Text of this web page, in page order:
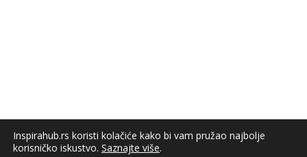
Inspirahub.rs koristi kolačiće kako bi vam pružao najbolje
korisničko iskustvo. Saznajte više.